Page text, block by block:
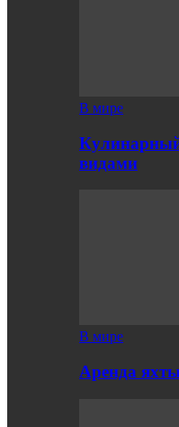
В мире
видами
В мире
Аренда